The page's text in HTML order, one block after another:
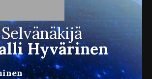
Selvänäkijä
Hyvärinen